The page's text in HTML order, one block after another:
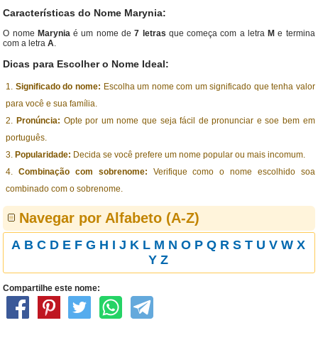
Características do Nome Marynia:
O nome Maryniaé um nome de7 letras que começa com a letra M e termina
com a letraA.
Dicas para Escolher o Nome Ideal:
Significado do nome: Escolha um nome com um significado que tenha valor
para você e sua família.
Pronúncia: Opte por um nome que seja fácil de pronunciar e soe bem em
português.
Popularidade: Decida se você prefere um nome popular ou mais incomum.
Combinação com sobrenome: Verifique como o nome escolhido soa
combinado com o sobrenome.
Navegar por Alfabeto (A-Z)
A B C D E F G H I J K L M N O P Q R S T U V W X
Y Z
Compartilhe este nome: